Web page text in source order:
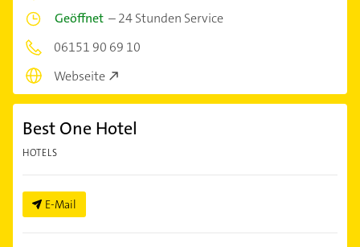
Geöffnet –24 Stunden Service
06151 90 69 10
Webseite
Best One Hotel
HOTELS
E-Mail